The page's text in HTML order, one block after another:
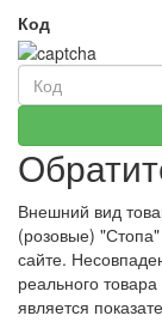
Код
Внешний вид
(розовые)
сайте.
реального
является